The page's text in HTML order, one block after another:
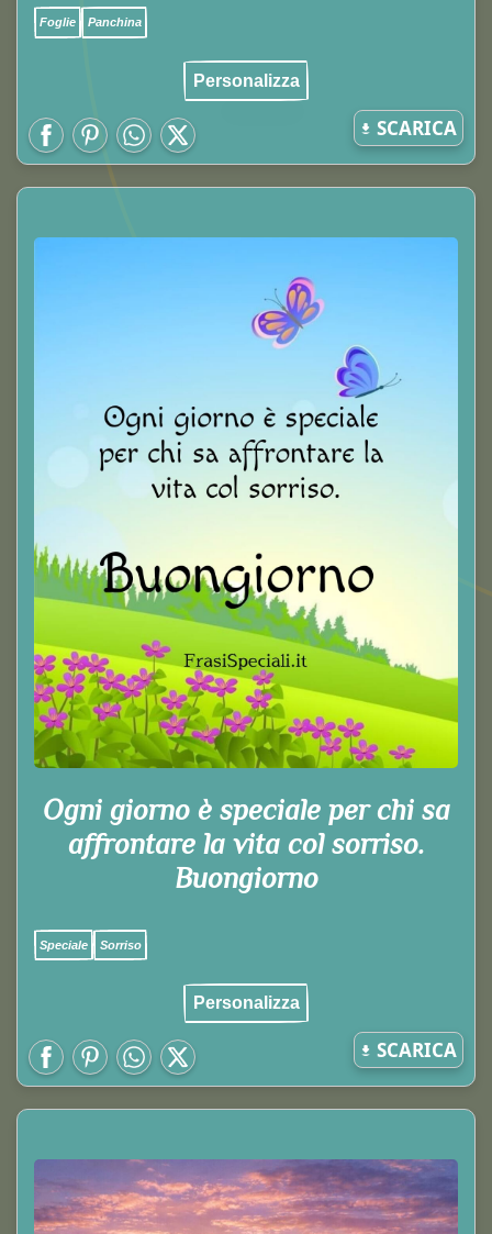
Foglie Panchina
Personalizza
SCARICA
Ogni giorno è speciale per chi sa
affrontare la vita col sorriso.
Buongiorno
Speciale Sorriso
Personalizza
SCARICA